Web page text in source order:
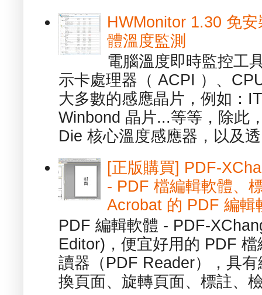
HWMonitor 1.30 免
體溫度監測
電腦溫度即時監控工
示卡處理器（ ACPI ）、
大多數的感應晶片，例如：
Winbond 晶片...等等，除此
Die 核心溫度感應器，以及
[正版購買] PDF-
- PDF 檔編輯軟體、
Acrobat 的 PDF 編輯
PDF 編輯軟體 - PDF-
Editor)，便宜好用的 PDF
讀器（PDF Reader），具
換頁面、旋轉頁面、標註、